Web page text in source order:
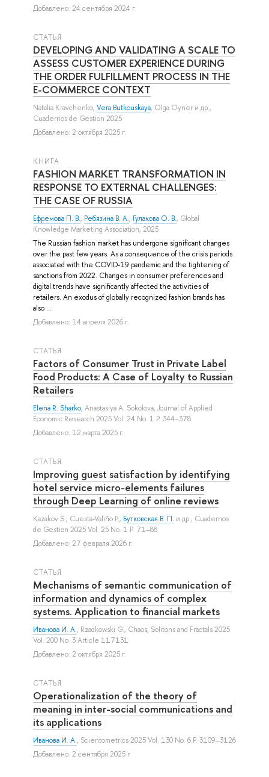
Добавлено: 24 сентября 2024 г.
СТАТЬЯ
DEVELOPING AND VALIDATING A SCALE TO
ASSESS CUSTOMER EXPERIENCE DURING
THE ORDER FULFILLMENT PROCESS IN THE
E-COMMERCE CONTEXT
Natalia Kravchenko, Vera Butkouskaya, Olga Oyner и др.,
Cuadernos de Gestion 2025
Добавлено: 2 октября 2025 г.
КНИГА
FASHION MARKET TRANSFORMATION IN
RESPONSE TO EXTERNAL CHALLENGES:
THE CASE OF RUSSIA
Ефремова П. В., Ребязина В. А., Гулакова О. В., Global
Knowledge Marketing Association, 2025.
The Russian fashion market has undergone significant changes
over the past few years. As a consequence of the crisis periods
associated with the COVID-19 pandemic and the tightening of
sanctions from 2022. Changes in consumer preferences and
digital trends have significantly affected the activities of
retailers. An exodus of globally recognized fashion brands has
also ...
Добавлено: 14 апреля 2026 г.
СТАТЬЯ
Factors of Consumer Trust in Private Label
Food Products: A Case of Loyalty to Russian
Retailers
Elena R. Sharko, Anastasiya A. Sokolova, Journal of Applied
Economic Research 2025 Vol. 24 No. 1 P. 344–378
Добавлено: 12 марта 2025 г.
СТАТЬЯ
Improving guest satisfaction by identifying
hotel service micro-elements failures
through Deep Learning of online reviews
Kazakov S., Cuesta-Valiño P., Бутковская В. П. и др., Cuadernos
de Gestion 2025 Vol. 25 No. 1 P. 71–88
Добавлено: 27 февраля 2026 г.
СТАТЬЯ
Mechanisms of semantic communication of
information and dynamics of complex
systems. Application to financial markets
Иванова И. А., Rzadkowski G., Chaos, Solitons and Fractals 2025
Vol. 200 No. 3 Article 117131
Добавлено: 2 октября 2025 г.
СТАТЬЯ
Operationalization of the theory of
meaning in inter-social communications and
its applications
Иванова И. А., Scientometrics 2025 Vol. 130 No. 6 P. 3109–3126
Добавлено: 2 сентября 2025 г.